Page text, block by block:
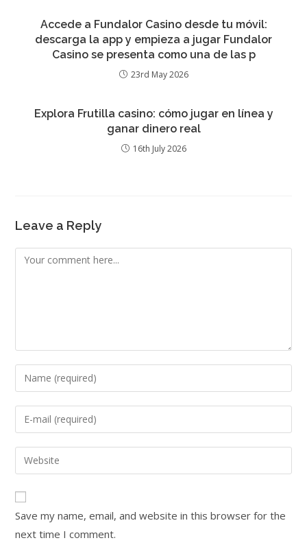
Accede a Fundalor Casino desde tu móvil:
descarga la app y empieza a jugar Fundalor
Casino se presenta como una de las p
23rd May 2026
Explora Frutilla casino: cómo jugar en línea y
ganar dinero real
16th July 2026
Leave a Reply
Save my name, email, and website in this browser for the
next time I comment.